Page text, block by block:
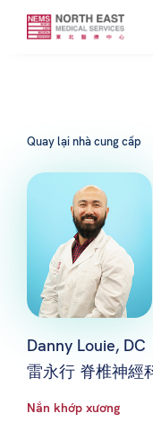
Quay lại nhà cung cấp
Danny Louie, DC
雷永行 脊椎神經
Nắn khớp xương